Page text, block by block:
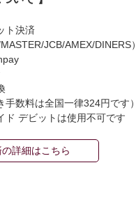
ト決済
MASTER/JCB/AMEX/DINERS）
手数料は全国一律324円です）
ド デビットは使用不可です
詳細はこちら